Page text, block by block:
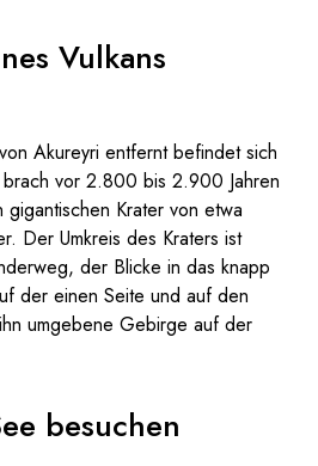
Vulkans
Akureyri entfernt befindet sich
vor 2.800 bis 2.900 Jahren
Krater von etwa
Der Umkreis des Kraters ist
der Blicke in das knapp
der einen Seite und auf den
umgebene Gebirge auf der
besuchen